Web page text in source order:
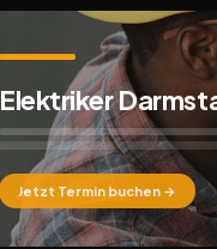
Elektriker
Jetzt Termin buchen →